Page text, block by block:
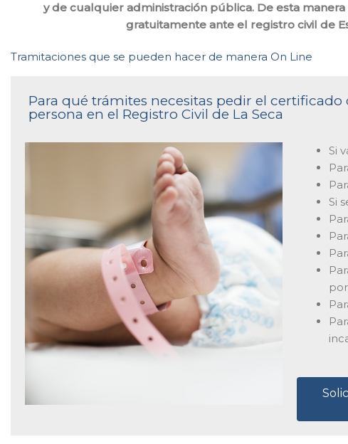
y de cualquier administración pública. De esta
gratuitamente ante el registro civil de
Tramitaciones que se pueden hacer de manera On Line
Para qué trámites necesitas pedir el
persona en el Registro Civil de La Seca
Si
Si